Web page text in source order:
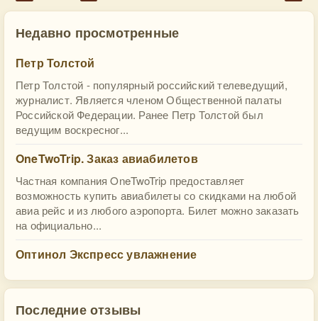
Недавно просмотренные
Петр Толстой
Петр Толстой - популярный российский телеведущий,
журналист. Является членом Общественной палаты
Российской Федерации. Ранее Петр Толстой был
ведущим воскресног...
OneTwoTrip. Заказ авиабилетов
Частная компания OneTwoTrip предоставляет
возможность купить авиабилеты со скидками на любой
авиа рейс и из любого аэропорта. Билет можно заказать
на официально...
Оптинол Экспресс увлажнение
Последние отзывы